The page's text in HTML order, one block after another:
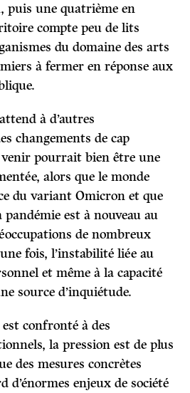
puis une quatrième en
compte peu de lits
du domaine des arts
à fermer en réponse aux
à d’autres
changements de cap
venir pourrait bien être une
alors que le monde
du variant Omicron et que
est à nouveau au
de nombreux
fois, l’instabilité liée au
et même à la capacité
source d’inquiétude.
confronté à des
la pression est de plus
des mesures concrètes
d’énormes enjeux de société